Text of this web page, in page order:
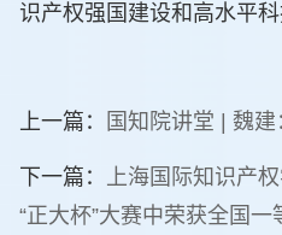
识产权强国建设和高水平科
上一篇： 国知院讲堂 | 魏
下一篇： 上海国际知识产
“正大杯”大赛中荣获全国一